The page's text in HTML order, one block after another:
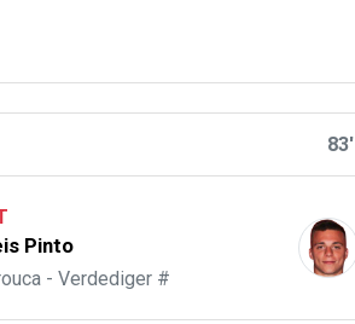
83'
Pinto
- Verdediger #